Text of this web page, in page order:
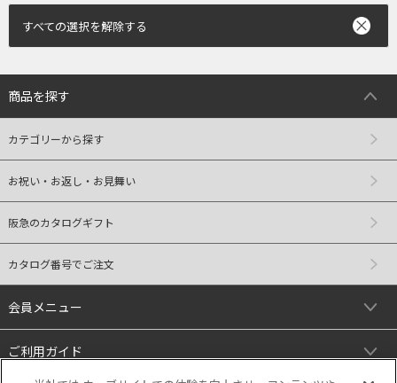
すべての選択を解除する
商品を探す
カテゴリーから探す
お祝い・お返し・お見舞い
阪急のカタログギフト
カタログ番号でご注文
会員メニュー
ご利用ガイド